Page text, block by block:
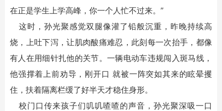
在正是学生上学高峰，你一个人忙不过来。”
这时，孙光聚感觉双腿像灌了铅般沉重，昨晚持续高
烧，上吐下泻，让肌肉酸痛难忍，此刻每一次抬手，都像
有人在用细针扎他的关节。一辆电动车违规闯入斑马线，
他强撑着上前劝导，刚开口 就被一阵突如其来的眩晕攫
住，扶着隔离栏缓了好半天才稳住身形。
校门口传来孩子们叽叽喳喳的声音，孙光聚深吸一口